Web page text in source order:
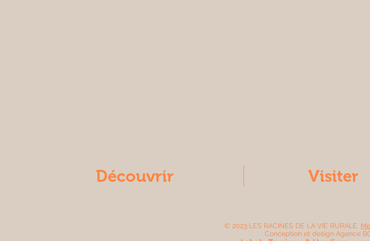
Découvrir Visiter
© 2023 LES RACINES DE LA VIE RURALE.
Conception et design Agence